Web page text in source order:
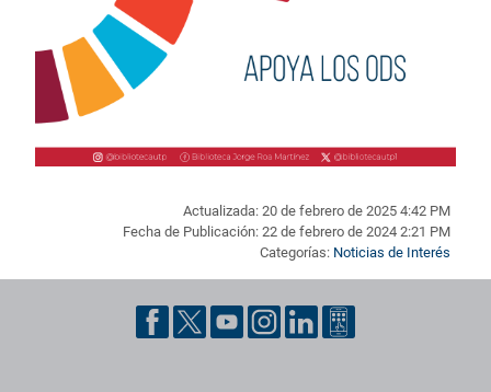
Actualizada: 20 de febrero de 2025 4:42 PM
Fecha de Publicación: 22 de febrero de 2024 2:21 PM
Categorías: Noticias de Interés
Pie de página con información de contacto, redes sociales y